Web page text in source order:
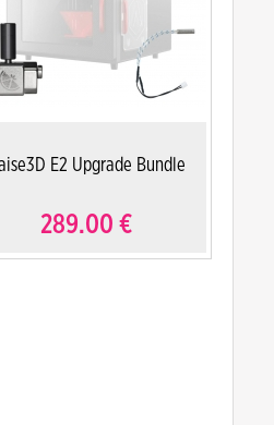
E2 Upgrade Bundle
289.00 €